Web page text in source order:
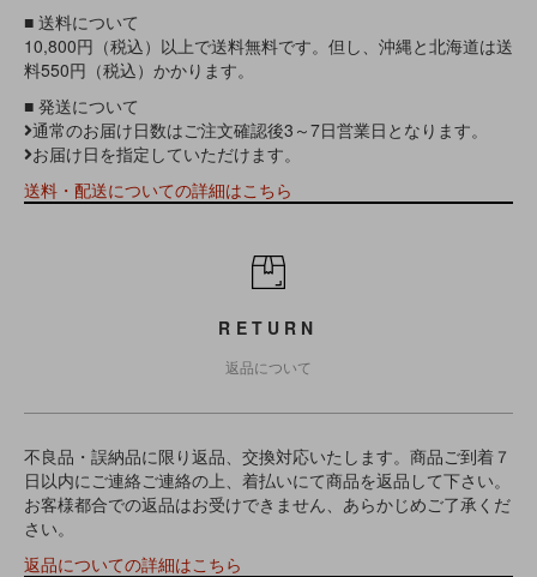
■ 送料について
10,800円（税込）以上で送料無料です。但し、沖縄と北海道は送
料550円（税込）かかります。
■ 発送について
通常のお届け日数はご注文確認後3～7日営業日となります。
お届け日を指定していただけます。
送料・配送についての詳細はこちら
RETURN
返品について
不良品・誤納品に限り返品、交換対応いたします。商品ご到着７
日以内にご連絡ご連絡の上、着払いにて商品を返品して下さい。
お客様都合での返品はお受けできません、あらかじめご了承くだ
さい。
返品についての詳細はこちら